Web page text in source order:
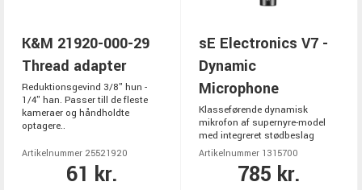
K&M 21920-000-29
Thread adapter
Reduktionsgevind 3/8" hun -
1/4" han. Passer till de fleste
kameraer og håndholdte
optagere..
Artikelnummer 25521920
61 kr.
sE Electronics V7 -
Dynamic
Microphone
Klasseførende dynamisk
mikrofon af supernyre-model
med integreret stødbeslag
Artikelnummer 1315700
785 kr.